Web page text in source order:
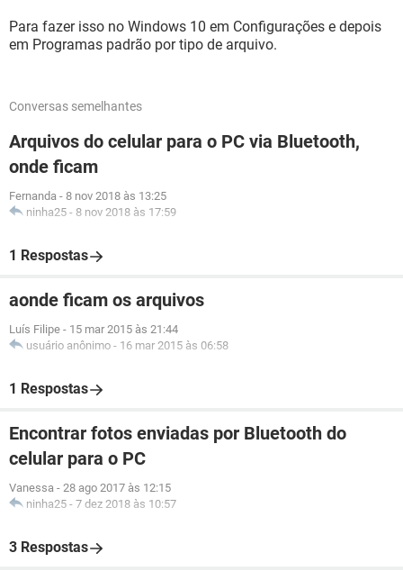
Para fazer isso no Windows 10 em Configurações e depois
em Programas padrão por tipo de arquivo.
Conversas semelhantes
Arquivos do celular para o PC via Bluetooth,
onde ficam
Fernanda - 8 nov 2018 às 13:25
ninha25 - 8 nov 2018 às 17:59
1 Respostas
aonde ficam os arquivos
Luís Filipe - 15 mar 2015 às 21:44
usuário anônimo - 16 mar 2015 às 06:58
1 Respostas
Encontrar fotos enviadas por Bluetooth do
celular para o PC
Vanessa - 28 ago 2017 às 12:15
ninha25 - 7 dez 2018 às 10:57
3 Respostas